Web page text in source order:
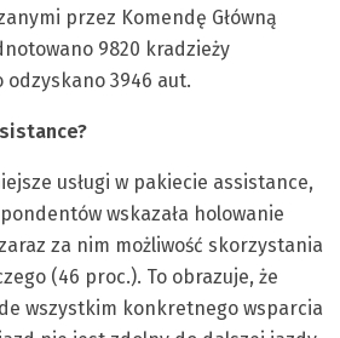
przez Komendę Główną
9820 kradzieży
odzyskano 3946 aut.
usługi w pakiecie assistance,
wskazała holowanie
za nim możliwość skorzystania
(46 proc.). To obrazuje, że
wszystkim konkretnego wsparcia